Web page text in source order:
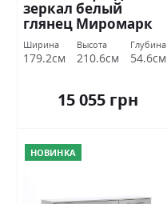
зеркал белый
глянец Миромарк
Ширина
179.2см
Высота
210.6см
Глубина
54.6см
15 055 грн
НОВИНКА